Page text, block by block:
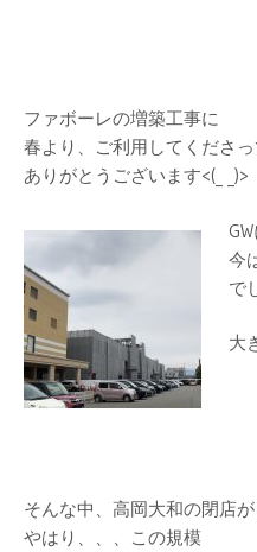
ファボーレの増築工事に
春より、ご利用してくださっ
ありがとうございます<(_ _)>
今
で
大
そんな中、高岡大和の閉店が
やはり、、、この規模